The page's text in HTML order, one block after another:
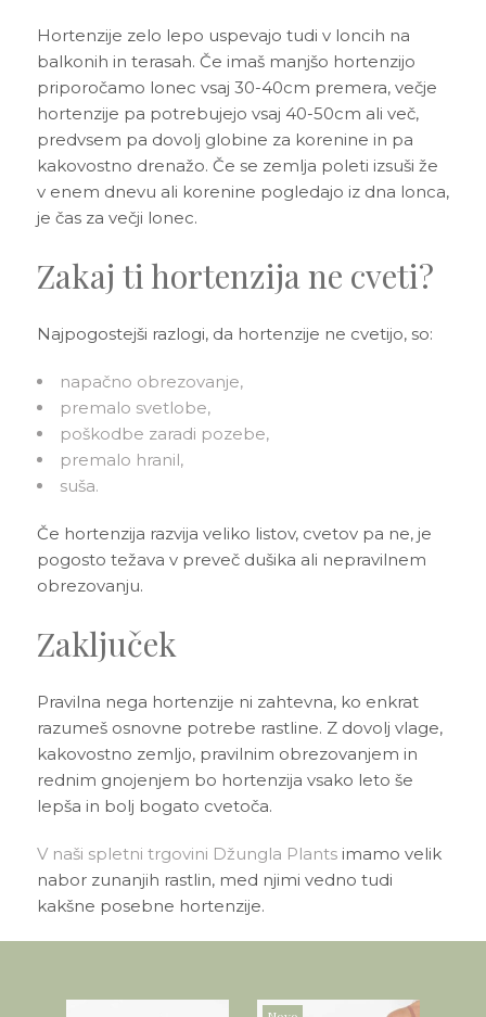
Hortenzije zelo lepo uspevajo tudi v loncih na
balkonih in terasah. Če imaš manjšo hortenzijo
priporočamo lonec vsaj 30-40cm premera, večje
hortenzije pa potrebujejo vsaj 40-50cm ali več,
predvsem pa dovolj globine za korenine in pa
kakovostno drenažo. Če se zemlja poleti izsuši že
v enem dnevu ali korenine pogledajo iz dna lonca,
je čas za večji lonec.
Zakaj ti hortenzija ne cveti?
Najpogostejši razlogi, da hortenzije ne cvetijo, so:
napačno obrezovanje,
premalo svetlobe,
poškodbe zaradi pozebe,
premalo hranil,
suša.
Če hortenzija razvija veliko listov, cvetov pa ne, je
pogosto težava v preveč dušika ali nepravilnem
obrezovanju.
Zaključek
Pravilna nega hortenzije ni zahtevna, ko enkrat
razumeš osnovne potrebe rastline. Z dovolj vlage,
kakovostno zemljo, pravilnim obrezovanjem in
rednim gnojenjem bo hortenzija vsako leto še
lepša in bolj bogato cvetoča.
V naši spletni trgovini Džungla Plantsimamo velik
nabor zunanjih rastlin, med njimi vedno tudi
kakšne posebne hortenzije.